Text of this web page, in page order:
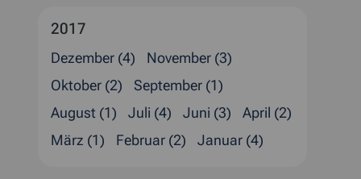
2017
Dezember (4)
November (3)
Oktober (2)
September (1)
August (1)
Juli (4) Juni (3)
April (2)
März (1)
Februar (2) Januar (4)